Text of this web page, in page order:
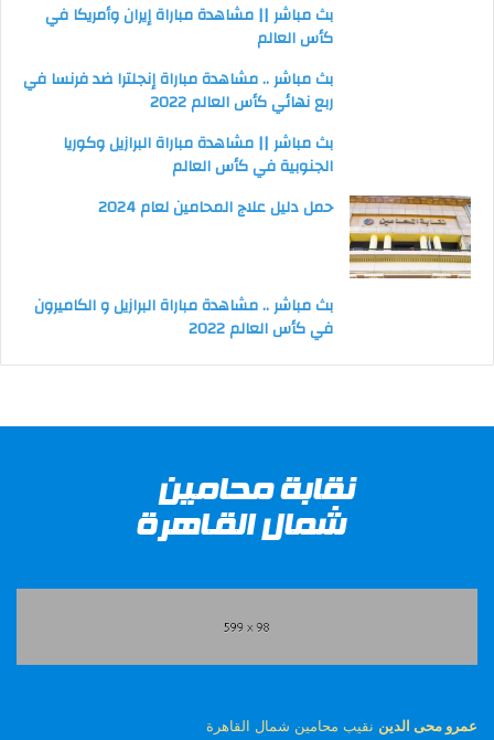
بث مباشر || مشاهدة مباراة إيران وأمريكا في
كأس العالم
بث مباشر .. مشاهدة مباراة إنجلترا ضد فرنسا في
ربع نهائي كأس العالم 2022
بث مباشر || مشاهدة مباراة البرازيل وكوريا
الجنوبية في كأس العالم
حمل دليل علاج المحامين لعام 2024
بث مباشر .. مشاهدة مباراة البرازيل و الكاميرون
في كأس العالم 2022
عمرو محى الدين نقيب محامين شمال القاهرة